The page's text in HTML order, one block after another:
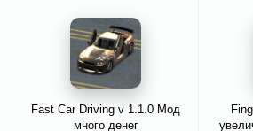
Fast Car Driving v 1.1.0 Мод
много денег